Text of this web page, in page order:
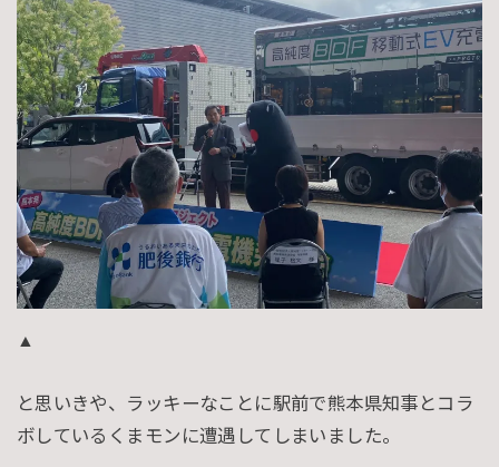
▲
と思いきや、ラッキーなことに駅前で熊本県知事とコラ
ボしているくまモンに遭遇してしまいました。